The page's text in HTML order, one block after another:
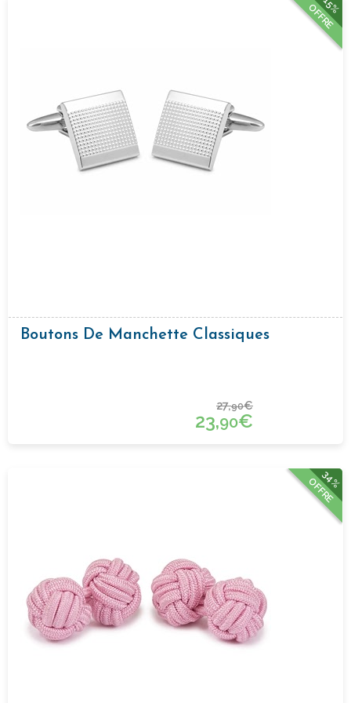
15%
OFFRE
Boutons De Manchette Classiques
27,90€
23,90€
34%
OFFRE